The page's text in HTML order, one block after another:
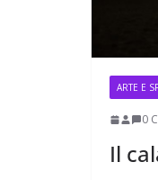
ARTE E
0
Il